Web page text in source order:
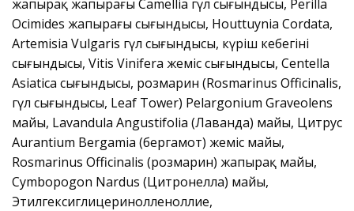
жапырақ жапырағы Camellia гүл сығындысы, Perilla
Ocimides жапырағы сығындысы, Houttuynia Cordata,
Artemisia Vulgaris гүл сығындысы, күріш кебегінің
сығындысы, Vitis Vinifera жеміс сығындысы, Centella
Asiatica сығындысы, розмарин (Rosmarinus Officinalis,
гүл сығындысы, Leaf Tower) Pelargonium Graveolens
майы, Lavandula Angustifolia (Лаванда) майы, Цитрус
Aurantium Bergamia (бергамот) жеміс майы,
Rosmarinus Officinalis (розмарин) жапырақ майы,
Cymbopogon Nardus (Цитронелла) майы,
Этилгексиглицеринолленоллие,